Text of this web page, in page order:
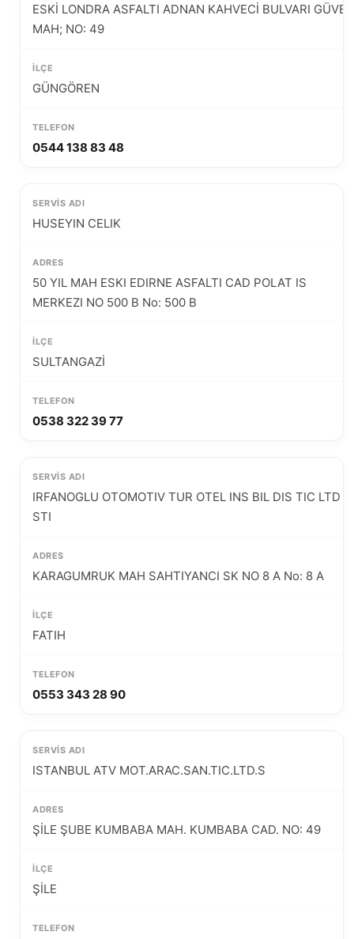
ESKİ LONDRA ASFALTI ADNAN KAHVECİ BULVARI GÜVEN
MAH; NO: 49
GÜNGÖREN
0544 138 83 48
HUSEYIN CELIK
50 YIL MAH ESKI EDIRNE ASFALTI CAD POLAT IS
MERKEZI NO 500 B No: 500 B
SULTANGAZİ
0538 322 39 77
IRFANOGLU OTOMOTIV TUR OTEL INS BIL DIS TIC LTD
STI
KARAGUMRUK MAH SAHTIYANCI SK NO 8 A No: 8 A
FATIH
0553 343 28 90
ISTANBUL ATV MOT.ARAC.SAN.TIC.LTD.S
ŞİLE ŞUBE KUMBABA MAH. KUMBABA CAD. NO: 49
ŞİLE